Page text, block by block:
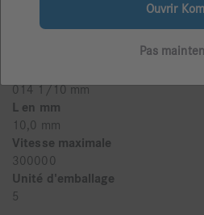
014 1/10 mm
L en mm
10,0 mm
Vitesse maximale
300000
Unité d'emballage
5
Ouvrir
Pas